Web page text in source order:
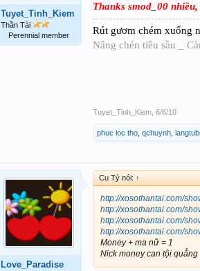
Tuyet_Tinh_Kiem
Thần Tài
Perennial member
Thanks smod_00
Rút gươm chém xuống
Nâng chén tiêu sầu _
Tuyet_Tinh_Kiem 6/6/10
phuc loc tho qchuynh
Love_Paradise
Cu Tý nói: ↑
http://xosothantai.com/
http://xosothantai.com/
http://xosothantai.com/
http://xosothantai.com/
Money + ma nữ = 1
Nick money can tội